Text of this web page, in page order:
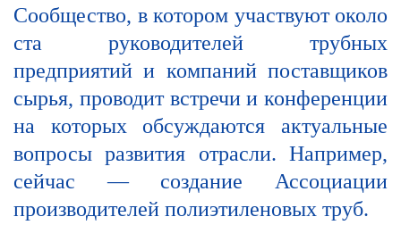
Сообщество, в котором участвуют около
ста руководителей трубных
предприятий и компаний поставщиков
сырья, проводит встречи и конференции
на которых обсуждаются актуальные
вопросы развития отрасли. Например,
сейчас — создание Ассоциации
производителей полиэтиленовых труб.